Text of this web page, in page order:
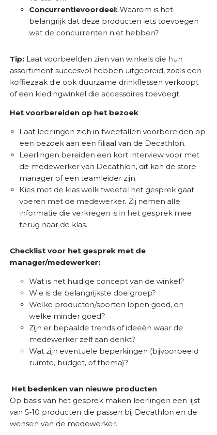
Concurrentievoordeel: Waarom is het
belangrijk dat deze producten iets toevoegen
wat de concurrenten niet hebben?
Tip: Laat voorbeelden zien van winkels die hun
assortiment succesvol hebben uitgebreid, zoals een
koffiezaak die ook duurzame drinkflessen verkoopt
of een kledingwinkel die accessoires toevoegt.
Het voorbereiden op het bezoek
Laat leerlingen zich in tweetallen voorbereiden op
een bezoek aan een filiaal van de Decathlon.
Leerlingen bereiden een kort interview voor met
de medewerker van Decathlon, dit kan de store
manager of een teamleider zijn.
Kies met de klas welk tweetal het gesprek gaat
voeren met de medewerker. Zij nemen alle
informatie die verkregen is in het gesprek mee
terug naar de klas.
Checklist voor het gesprek met de
manager/medewerker:
Wat is het huidige concept van de winkel?
Wie is de belangrijkste doelgroep?
Welke producten/sporten lopen goed, en
welke minder goed?
Zijn er bepaalde trends of ideeën waar de
medewerker zelf aan denkt?
Wat zijn eventuele beperkingen (bijvoorbeeld
ruimte, budget, of thema)?
Het bedenken van nieuwe producten
Op basis van het gesprek maken leerlingen een lijst
van 5-10 producten die passen bij Decathlon en de
wensen van de medewerker.